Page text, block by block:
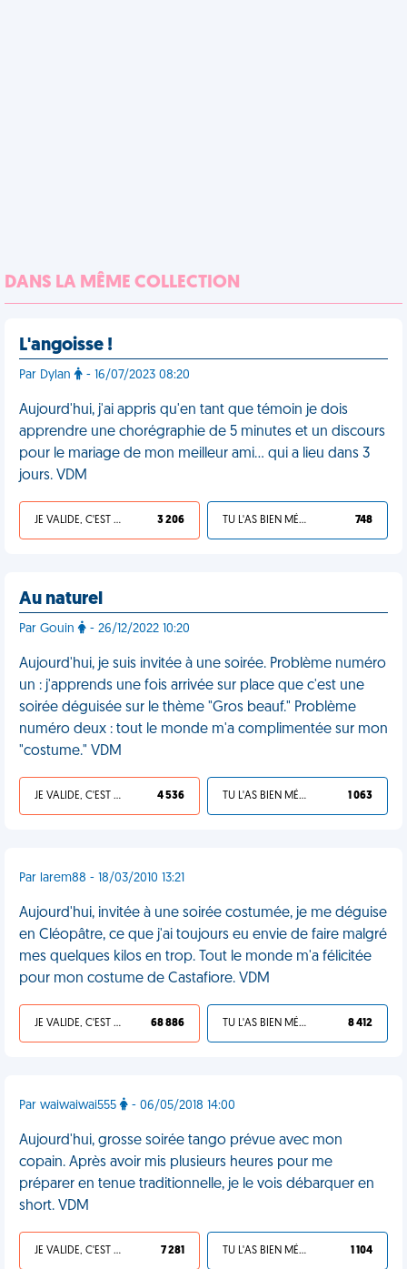
DANS LA MÊME COLLECTION
L'angoisse !
Par Dylan - 16/07/2023 08:20
Aujourd'hui, j'ai appris qu'en tant que témoin je dois
apprendre une chorégraphie de 5 minutes et un discours
pour le mariage de mon meilleur ami… qui a lieu dans 3
jours. VDM
JE VALIDE, C'EST UNE VDM 3 206 TU L'AS BIEN MÉRITÉ 748
Au naturel
Par Gouin - 26/12/2022 10:20
Aujourd'hui, je suis invitée à une soirée. Problème numéro
un : j'apprends une fois arrivée sur place que c'est une
soirée déguisée sur le thème "Gros beauf." Problème
numéro deux : tout le monde m'a complimentée sur mon
"costume." VDM
JE VALIDE, C'EST UNE VDM 4 536 TU L'AS BIEN MÉRITÉ 1 063
Par larem88 - 18/03/2010 13:21
Aujourd'hui, invitée à une soirée costumée, je me déguise
en Cléopâtre, ce que j'ai toujours eu envie de faire malgré
mes quelques kilos en trop. Tout le monde m'a félicitée
pour mon costume de Castafiore. VDM
JE VALIDE, C'EST UNE VDM 68 886 TU L'AS BIEN MÉRITÉ 8 412
Par waiwaiwai555 - 06/05/2018 14:00
Aujourd'hui, grosse soirée tango prévue avec mon
copain. Après avoir mis plusieurs heures pour me
préparer en tenue traditionnelle, je le vois débarquer en
short. VDM
JE VALIDE, C'EST UNE VDM 7 281 TU L'AS BIEN MÉRITÉ 1 104